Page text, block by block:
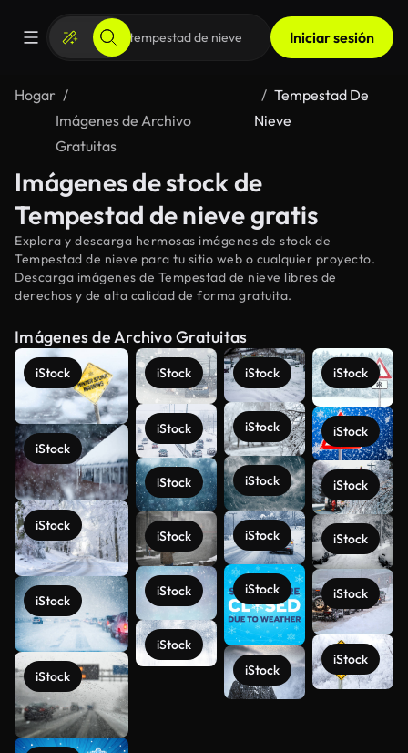
Iniciar sesión
Hogar
Imágenes de Archivo
Gratuitas
Tempestad De
Nieve
Imágenes de stock de
Tempestad de nieve gratis
Explora y descarga hermosas imágenes de stock de
Tempestad de nieve para tu sitio web o cualquier proyecto.
Descarga imágenes de Tempestad de nieve libres de
derechos y de alta calidad de forma gratuita.
Imágenes de Archivo Gratuitas
iStock
iStock
iStock
iStock
iStock
iStock
iStock
iStock
iStock
iStock
iStock
iStock
iStock
iStock
iStock
iStock
iStock
iStock
iStock
iStock
iStock
iStock
iStock